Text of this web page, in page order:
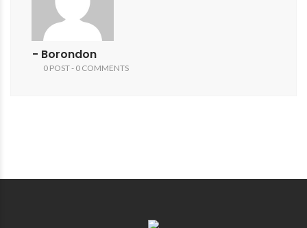
- Borondon
0 POST - 0 COMMENTS